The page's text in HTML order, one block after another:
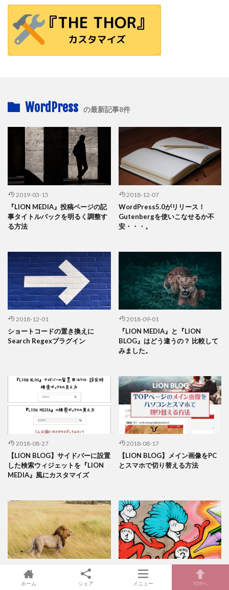
WordPress の最新記事8件
2019-03-15
『LION MEDIA』投稿ページの記
事タイトルバックを明るく調整す
る方法
2018-12-07
WordPress5.0がリリース！
Gutenbergを使いこなせるか不
安・・・。
2018-12-01
ショートコードの置き換えに
Search Regexプラグイン
2018-09-01
『LION MEDIA』と『LION
BLOG』はどう違うの？ 比較して
みました。
2018-08-27
【LION BLOG】サイドバーに設置
した検索ウィジェットを『LION
MEDIA』風にカスタマイズ
2018-08-17
【LION BLOG】メイン画像をPC
とスマホで切り替える方法
2018-08-13
【LION BLOG】サイドバーの背景
2018-07-11
『LION MEDIA』『LION BLOG』
ホーム シェア メニュー TOPへ